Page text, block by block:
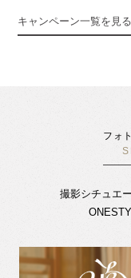
キャンペーン一覧を見る
フォ
撮影シチュエ